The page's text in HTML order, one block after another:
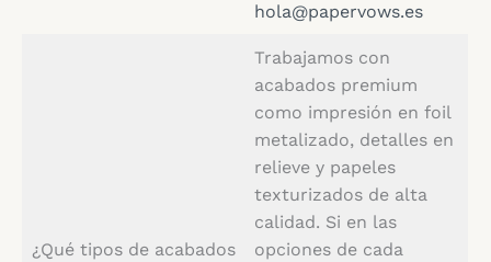
hola@papervows.es
¿Qué tipos de acabados
Trabajamos con
acabados premium
como impresión en foil
metalizado, detalles en
relieve y papeles
texturizados de alta
calidad. Si en las
opciones de cada